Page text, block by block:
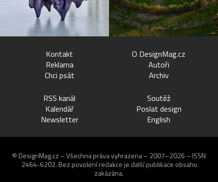
Kontakt
Reklama
Chci psát
O DesignMag.cz
Autoři
Archiv
RSS kanál
Kalendář
Newsletter
Soutěž
Poslat design
English
© DesignMag.cz – Všechna práva vyhrazena – 2007–2026 – ISSN
2464-6202. Bez povolení redakce je další publikace obsahu
zakázána.